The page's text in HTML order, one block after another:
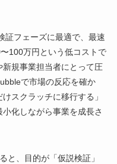
証フェーズに最適で、最速
100万円という低コストで
規事業担当者にとって圧
で市場の反応を確か
スクラッチに移行する」
化しながら事業を成長さ
と、目的が「仮説検証」